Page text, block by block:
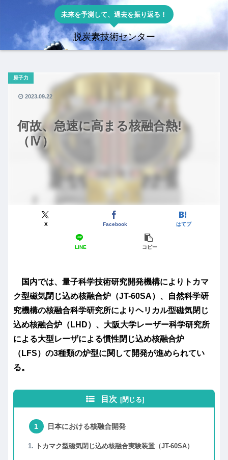
未来を予測して、過去を振り返る！
脱炭素技術センター
何故、急速に高まる核融合熱!
（Ⅳ）
原子力
X Facebook はてブ
LINE コピー
2023.09.22
国内では、量子科学技術研究開発機構により トカマ
ク型磁気閉じ込め核融合炉（JT-60SA）、
自然科学研
究機構の核融合科学研究所によりヘリカル型磁気閉じ
込め核融合炉（LHD）、 大阪大学レーザー科学研究所
による大型レーザによる慣性閉じ込め核融合炉
（LFS） の3種類の炉型に関して開発が進められてい
る。
目次
日本における核融合開発
トカマク型磁気閉じ込め核融合実験装置（JT-60SA）